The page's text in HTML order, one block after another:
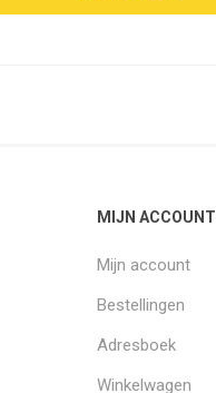
MIJN ACCOUNT
Mijn account
Bestellingen
Adresboek
Winkelwagen